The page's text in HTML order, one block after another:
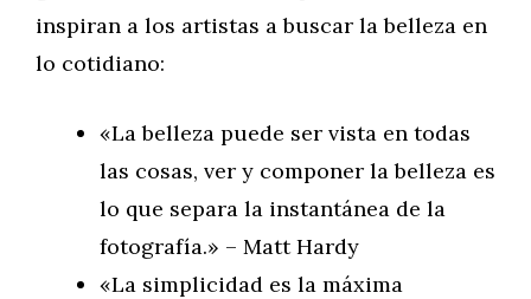
inspiran a los artistas a buscar la belleza en
lo cotidiano:
«La belleza puede ser vista en todas
las cosas, ver y componer la belleza es
lo que separa la instantánea de la
fotografía.» – Matt Hardy
«La simplicidad es la máxima